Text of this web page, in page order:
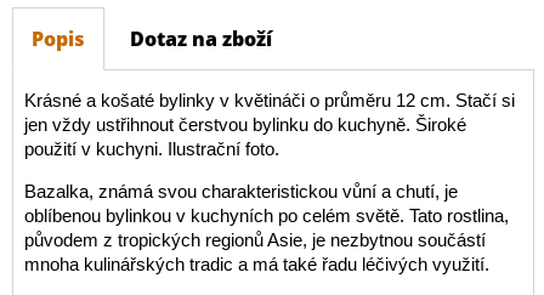
Popis Dotaz na zboží
Krásné a košaté bylinky v květináči o průměru 12 cm. Stačí si
jen vždy ustřihnout čerstvou bylinku do kuchyně. Široké
použití v kuchyni. Ilustrační foto.
Bazalka, známá svou charakteristickou vůní a chutí, je
oblíbenou bylinkou v kuchyních po celém světě. Tato rostlina,
původem z tropických regionů Asie, je nezbytnou součástí
mnoha kulinářských tradic a má také řadu léčivých využití.